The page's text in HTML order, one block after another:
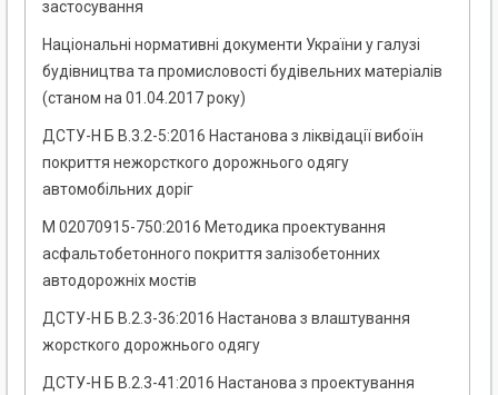
застосування
Національні нормативні документи України у галузі
будівництва та промисловості будівельних матеріалів
(станом на 01.04.2017 року)
ДСТУ-Н Б В.3.2-5:2016 Настанова з ліквідації вибоїн
покриття нежорсткого дорожнього одягу
автомобільних доріг
М 02070915-750:2016 Методика проектування
асфальтобетонного покриття залізобетонних
автодорожніх мостів
ДСТУ-Н Б В.2.3-36:2016 Настанова з влаштування
жорсткого дорожнього одягу
ДСТУ-Н Б В.2.3-41:2016 Настанова з проектування